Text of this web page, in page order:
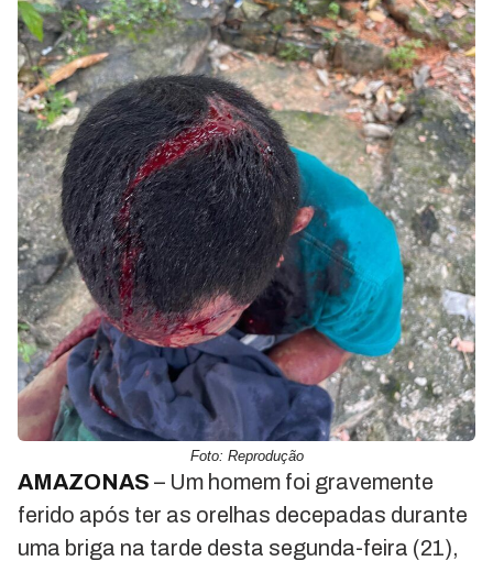
Foto: Reprodução
AMAZONAS – Um homem foi gravemente
ferido após ter as orelhas decepadas durante
uma briga na tarde desta segunda-feira (21),